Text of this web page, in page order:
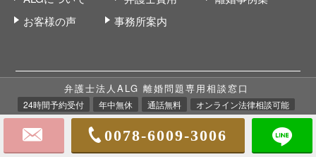
お客様の声
事務所案内
弁護士法人ALG 離婚問題専用相談窓口
24時間予約受付 年中無休 通話無料 オンライン法律相談可能
0078-6009-3006